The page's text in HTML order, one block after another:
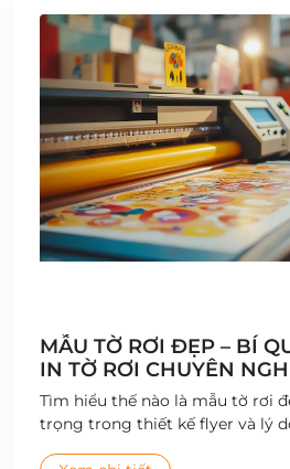
MẪU TỜ RƠI ĐẸP – BÍ
IN TỜ RƠI CHUYÊN
Tìm hiểu thế nào là mẫu tờ rơi
trọng trong thiết kế flyer và lý